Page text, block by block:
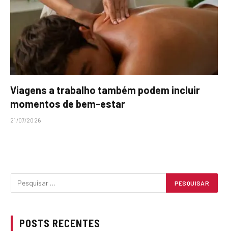
Viagens a trabalho também podem incluir
momentos de bem-estar
21/07/2026
POSTS RECENTES